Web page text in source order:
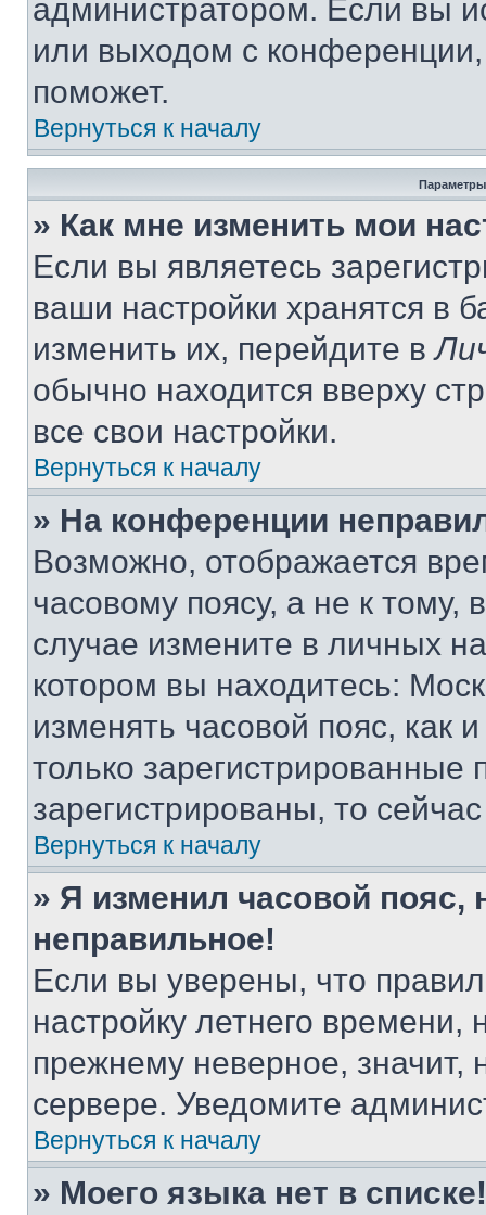
администратором. Если вы
или выходом с
поможет.
Вернуться к началу
Параметры
» Как мне изменить мои
Если вы являетесь
ваши настройки хранятся в
изменить их, перейдите в
обычно находится вверху
все свои настройки.
Вернуться к началу
» На конференции
Возможно, отображается
часовому поясу, а не к тому,
случае измените в личных
котором вы находитесь:
изменять часовой пояс, как
только
зарегистрированы, то
Вернуться к началу
» Я изменил часовой пояс,
неправильное!
Если вы уверены, что
настройку летнего
прежнему неверное, значит,
сервере. Уведомите
Вернуться к началу
» Моего языка нет в списке!